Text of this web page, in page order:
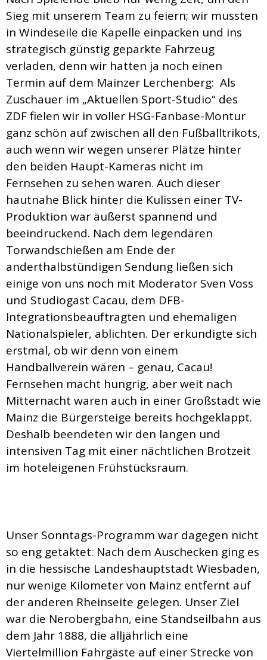
Sieg mit unserem Team zu feiern; wir mussten
in Windeseile die Kapelle einpacken und ins
strategisch günstig geparkte Fahrzeug
verladen, denn wir hatten ja noch einen
Termin auf dem Mainzer Lerchenberg: Als
Zuschauer im „Aktuellen Sport-Studio“ des
ZDF fielen wir in voller HSG-Fanbase-Montur
ganz schön auf zwischen all den Fußballtrikots,
auch wenn wir wegen unserer Plätze hinter
den beiden Haupt-Kameras nicht im
Fernsehen zu sehen waren. Auch dieser
hautnahe Blick hinter die Kulissen einer TV-
Produktion war äußerst spannend und
beeindruckend. Nach dem legendären
Torwandschießen am Ende der
anderthalbstündigen Sendung ließen sich
einige von uns noch mit Moderator Sven Voss
und Studiogast Cacau, dem DFB-
Integrationsbeauftragten und ehemaligen
Nationalspieler, ablichten. Der erkundigte sich
erstmal, ob wir denn von einem
Handballverein wären – genau, Cacau!
Fernsehen macht hungrig, aber weit nach
Mitternacht waren auch in einer Großstadt wie
Mainz die Bürgersteige bereits hochgeklappt.
Deshalb beendeten wir den langen und
intensiven Tag mit einer nächtlichen Brotzeit
im hoteleigenen Frühstücksraum.
Unser Sonntags-Programm war dagegen nicht
so eng getaktet: Nach dem Auschecken ging es
in die hessische Landeshauptstadt Wiesbaden,
nur wenige Kilometer von Mainz entfernt auf
der anderen Rheinseite gelegen. Unser Ziel
war die Nerobergbahn, eine Standseilbahn aus
dem Jahr 1888, die alljährlich eine
Viertelmillion Fahrgäste auf einer Strecke von